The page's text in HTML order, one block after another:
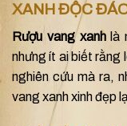
XANH ĐỘC
Rượu vang xanhlà
nhưng ít ai biết rằng
nghiên cứu mà ra,
vang xanh xinh đẹp